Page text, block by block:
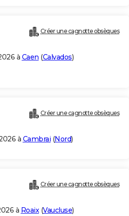
Créer une cagnotte obsèques
à Caen (Calvados)
Créer une cagnotte obsèques
à Cambrai (Nord)
Créer une cagnotte obsèques
à Roaix(Vaucluse)